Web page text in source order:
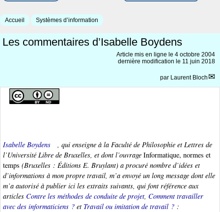
Accueil Systèmes d’information
Les commentaires d’Isabelle Boydens
Article mis en ligne le 4 octobre 2004
dernière modification le 11 juin 2018
par Laurent Bloch
Isabelle Boydens
, qui enseigne à la Faculté de Philosophie et Lettres de
l’Université Libre de Bruxelles, et dont l’ouvrage Informatique, normes et
temps (Bruxelles : Éditions E. Bruylant) a procuré nombre d’idées et
d’informations à mon propre travail, m’a envoyé un long message dont elle
m’a autorisé à publier ici les extraits suivants, qui font référence aux
articles Contre les méthodes de conduite de projet, Comment travailler
avec des informaticiens ? et Travail ou imitation de travail ? :